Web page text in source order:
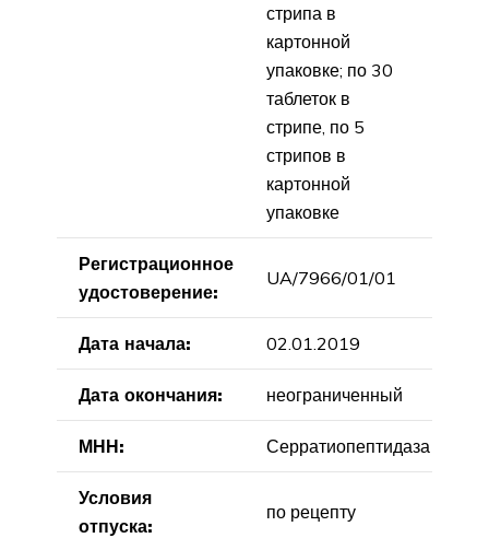
стрипа в
картонной
упаковке; по 30
таблеток в
стрипе, по 5
стрипов в
картонной
упаковке
Регистрационное
удостоверение:
UA/7966/01/01
Дата начала: 02.01.2019
Дата окончания: неограниченный
МНН: Серратиопептидаза
Условия
отпуска:
по рецепту